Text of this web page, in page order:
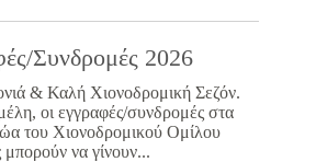
Συνδρομές 2026
& Καλή Χιονοδρομική Σεζόν.
οι εγγραφές/συνδρομές στα
του Χιονοδρομικού Ομίλου
να γίνουν...